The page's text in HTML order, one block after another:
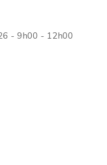
- 9h00 - 12h00